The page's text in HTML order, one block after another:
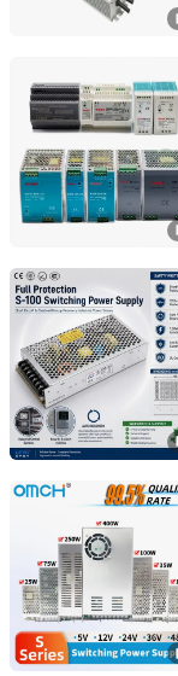
Zhejiang Weihao
Zhejiang,
Zhejiang Leyu
Zhejiang,
Zhejiang Hugong
Zhejiang, China